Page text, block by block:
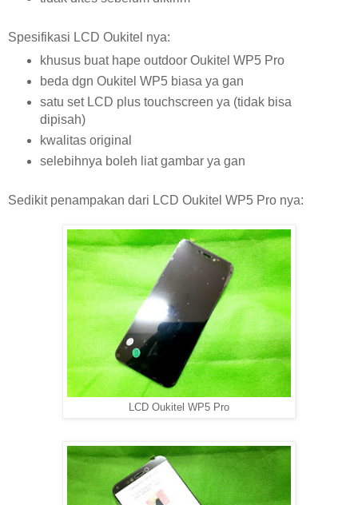
Spesifikasi LCD Oukitel nya:
khusus buat hape outdoor Oukitel WP5 Pro
beda dgn Oukitel WP5 biasa ya gan
satu set LCD plus touchscreen ya (tidak bisa
dipisah)
kwalitas original
selebihnya boleh liat gambar ya gan
Sedikit penampakan dari LCD Oukitel WP5 Pro nya:
LCD Oukitel WP5 Pro